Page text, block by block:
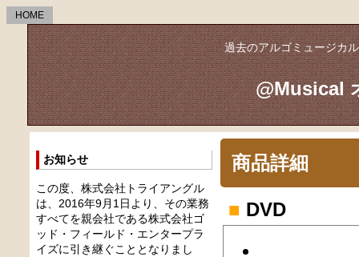
HOME
過去のアルゴミュージカ
@Musical
お知らせ
この度、株式会社トライアングル
は、2016年9月1日より、その業務
すべてを親会社である株式会社ゴ
ッド・フィールド・エンタープラ
イズに引き継ぐこととなりまし
商品詳細
■ DVD